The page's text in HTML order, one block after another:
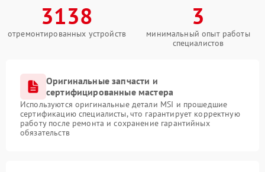
3138
отремонтированных устройств
3
минимальный опыт работы
специалистов
Оригинальные запчасти и
сертифицированные мастера
Используются оригинальные детали MSI и прошедшие
сертификацию специалисты, что гарантирует корректную
работу после ремонта и сохранение гарантийных
обязательств